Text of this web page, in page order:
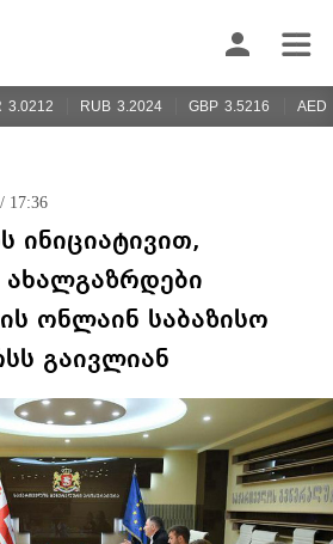
3.0212 RUB 3.2024 GBP 3.5216 AED
17:36
ინიციატივით,
ონლაინ საბაზისო
გაივლიან